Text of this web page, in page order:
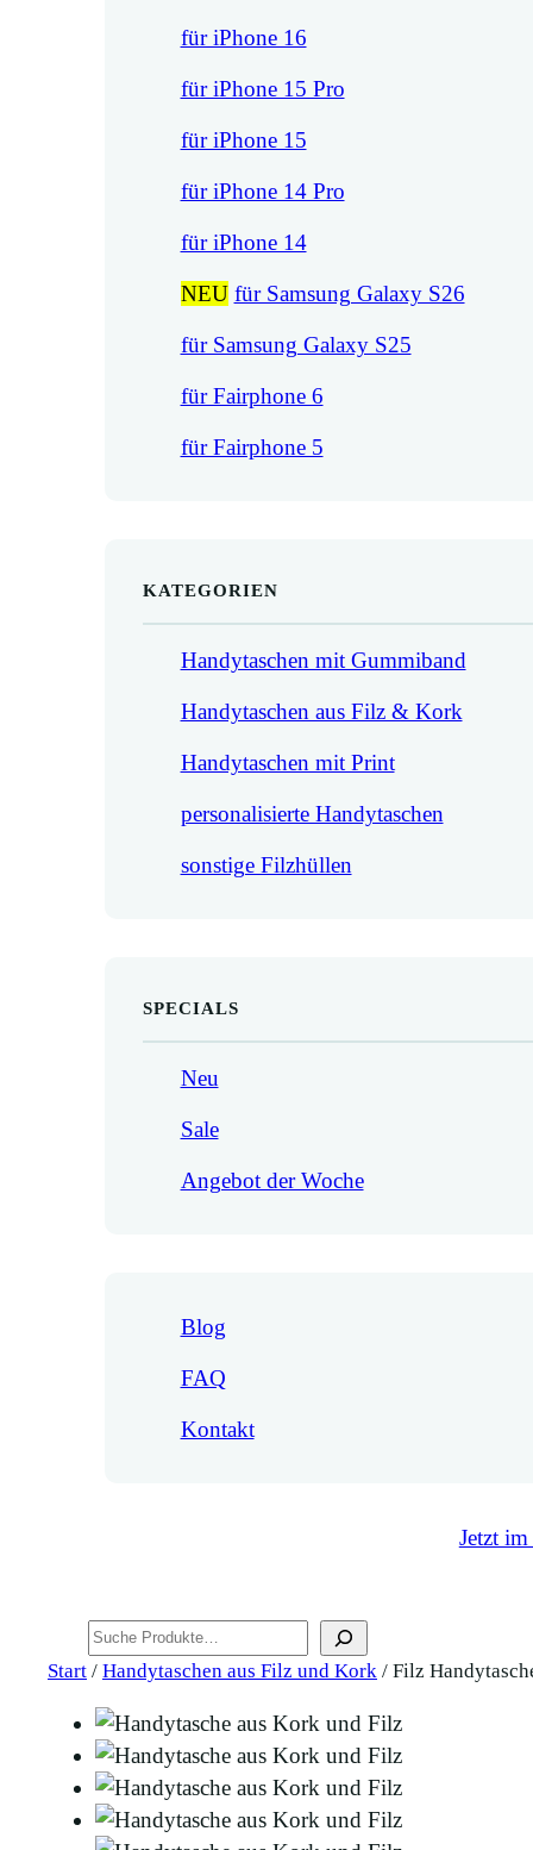
für iPhone 16
für iPhone 15 Pro
für iPhone 15
für iPhone 14 Pro
für iPhone 14
NEU für Samsung Galaxy S26
für Samsung Galaxy S25
für Fairphone 6
für Fairphone 5
KATEGORIEN
Handytaschen mit Gummiband
Handytaschen aus Filz & Kork
Handytaschen mit Print
personalisierte Handytaschen
sonstige Filzhüllen
SPECIALS
Neu
Sale
Angebot der Woche
Blog
FAQ
Kontakt
Jetzt
Start / Handytaschen aus Filz und Kork / Filz